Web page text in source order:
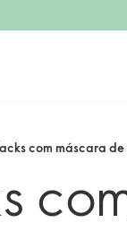
com máscara